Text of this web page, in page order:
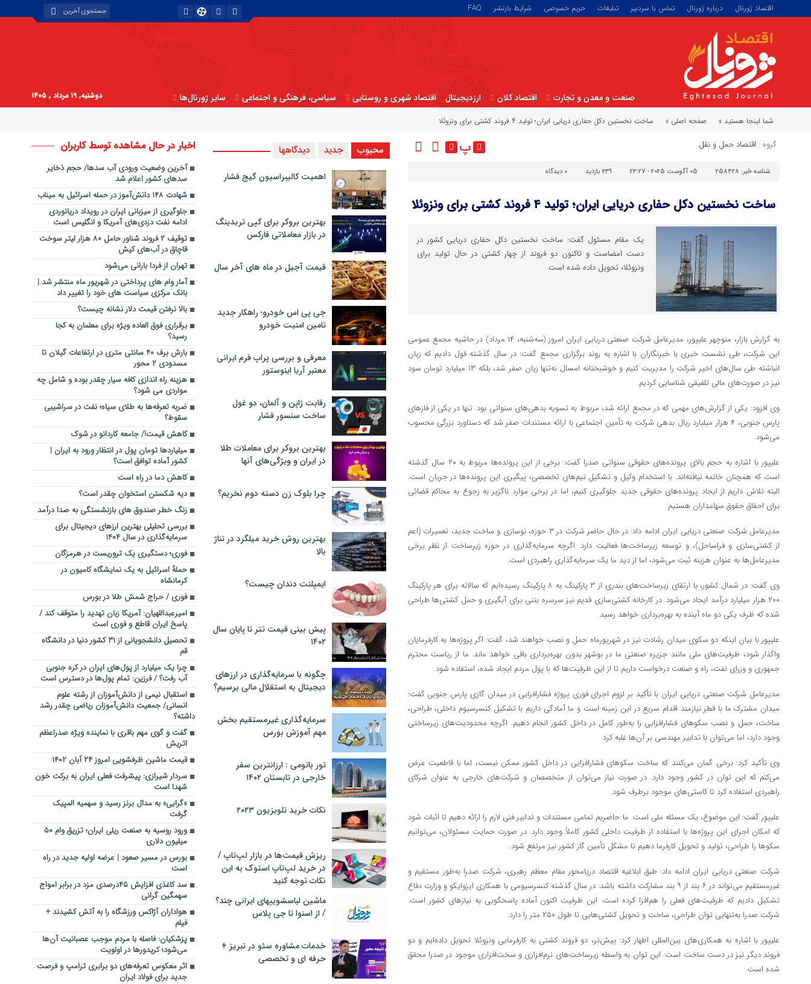
اقتصاد ژورنال درباره ژورنال تماس با سردبیر تبلیغات حریم خصوصی شرایط بازنشر FAQ
صنعت و معدن و تجارت اقتصاد کلان ارزدیجیتال اقتصاد شهری و روستایی سیاسی، فرهنگی و اجتماعی سایر ژورنال‌ها دوشنبه, ۱۹ مرداد , ۱۴۰۵
شما اینجا هستید » صفحه اصلی » ساخت نخستین دکل حفاری دریایی ایران؛ تولید ۴ فروند کشتی برای ونزوئلا
گروه : اقتصاد حمل و نقل پ
شناسه خبر: 258428 05 آگوست 2025 - 23:27 239 بازدید ۰ دیدگاه
ساخت نخستین دکل حفاری دریایی ایران؛ تولید ۴ فروند کشتی برای ونزوئلا
یک مقام مسئول گفت: ساخت نخستین دکل حفاری دریایی کشور در
دست امضاست و تاکنون دو فروند از چهار کشتی در حال تولید برای
ونزوئلا، تحویل داده شده است.
به گزارش بازار، منوچهر علیپور، مدیرعامل شرکت صنعتی دریایی ایران امروز (سه‌شنبه، ۱۴ مرداد) در حاشیه مجمع عمومی
این شرکت، طی نشست خبری با خبرنگاران با اشاره به روند برگزاری مجمع گفت: در سال گذشته قول دادیم که زیان
انباشته طی سال‌های اخیر شرکت را مدیریت کنیم و خوشبختانه امسال نه‌تنها زیان صفر شد، بلکه ۱۳ میلیارد تومان سود
نیز در صورت‌های مالی تلفیقی شناسایی کردیم.
وی افزود: یکی از گزارش‌های مهمی که در مجمع ارائه شد، مربوط به تسویه بدهی‌های سنواتی بود. تنها در یکی از فازهای
پارس جنوبی، ۴ هزار میلیارد ریال بدهی شرکت به تأمین اجتماعی با ارائه مستندات صفر شد که دستاورد بزرگی محسوب
می‌شود.
علیپور با اشاره به حجم بالای پرونده‌های حقوقی سنواتی صدرا گفت: برخی از این پرونده‌ها مربوط به ۲۰ سال گذشته
است که همچنان خاتمه نیافته‌اند. با استخدام وکیل و تشکیل تیم‌های تخصصی، پیگیری این پرونده‌ها در جریان است.
البته تلاش داریم از ایجاد پرونده‌های حقوقی جدید جلوگیری کنیم، اما در برخی موارد ناگزیر به رجوع به محاکم قضائی
برای احقاق حقوق سهامداران هستیم.
مدیرعامل شرکت صنعتی دریایی ایران ادامه داد: در حال حاضر شرکت در ۳ حوزه، نوسازی و ساخت جدید، تعمیرات (اعم
از کشتی‌سازی و فراساحل)، و توسعه زیرساخت‌ها فعالیت دارد. اگرچه سرمایه‌گذاری در حوزه زیرساخت از نظر برخی
مدیرعامل‌ها به عنوان هزینه ثبت می‌شود، اما از دید ما یک سرمایه‌گذاری راهبردی است.
وی گفت: در شمال کشور، با ارتقای زیرساخت‌های بندری از ۳ پارکینگ به ۸ پارکینگ رسیده‌ایم که سالانه برای هر پارکینگ
۲۰۰ هزار میلیارد درآمد ایجاد می‌شود. در کارخانه کشتی‌سازی قدیم نیز سرسره بتنی برای آبگیری و حمل کشتی‌ها طراحی
شده که ظرف یکی دو ماه آینده به بهره‌برداری خواهد رسید.
علیپور با بیان اینکه دو سکوی میدان رشادت نیز در شهریورماه حمل و نصب خواهند شد، گفت: اگر پروژه‌ها به کارفرمایان
واگذار شود، ظرفیت‌های ملی مانند جزیره صنعتی ما در بوشهر بدون بهره‌برداری باقی خواهد ماند. ما از ریاست محترم
جمهوری و وزرای نفت، راه و صنعت درخواست داریم تا از این ظرفیت‌ها که با پول مردم ایجاد شده، استفاده شود.
مدیرعامل شرکت صنعتی دریایی ایران با تأکید بر لزوم اجرای فوری پروژه فشارافزایی در میدان گازی پارس جنوبی گفت:
میدان مشترک ما با قطر نیازمند اقدام سریع در این زمینه است و ما آمادگی داریم با تشکیل کنسرسیوم داخلی، طراحی،
ساخت، حمل و نصب سکوهای فشارافزایی را به‌طور کامل در داخل کشور انجام دهیم. اگرچه محدودیت‌های زیرساختی
وجود دارد، اما می‌توان با تدابیر مهندسی بر آن‌ها غلبه کرد.
وی تأکید کرد: برخی گمان می‌کنند که ساخت سکوهای فشارافزایی در داخل کشور ممکن نیست، اما با قاطعیت عرض
می‌کنم که این توان در کشور وجود دارد. در صورت نیاز می‌توان از متخصصان و شرکت‌های خارجی به عنوان شرکای
راهبردی استفاده کرد تا کاستی‌های موجود برطرف شود.
علیپور گفت: این موضوع، یک مسئله ملی است. ما حاضریم تمامی مستندات و تدابیر فنی لازم را ارائه دهیم تا اثبات شود
که امکان اجرای این پروژه‌ها با استفاده از ظرفیت داخلی کشور کاملاً وجود دارد. در صورت حمایت مسئولان، می‌توانیم
سکوها را طراحی، تولید و تحویل کارفرما دهیم تا مشکل تأمین گاز کشور نیز مرتفع شود.
شرکت صنعتی دریایی ایران ادامه داد: طبق ابلاغیه اقتصاد دریامحور مقام معظم رهبری، شرکت صدرا به‌طور مستقیم و
غیرمستقیم می‌تواند در ۶ بند از ۹ بند مشارکت داشته باشد. در سال گذشته کنسرسیومی با همکاری ایزوایکو و وزارت دفاع
تشکیل دادیم که ظرفیت‌های فعلی را هم‌افزا کرده است. این ظرفیت اکنون آماده پاسخگویی به نیازهای کشور است.
شرکت صدرا به‌تنهایی توان طراحی، ساخت و تحویل کشتی‌هایی تا طول ۲۵۰ متر را دارد.
علیپور با اشاره به همکاری‌های بین‌المللی اظهار کرد: پیش‌تر، دو فروند کشتی به کارفرمایی ونزوئلا تحویل داده‌ایم و دو
فروند دیگر نیز در دست ساخت است. این توان به واسطه زیرساخت‌های نرم‌افزاری و سخت‌افزاری موجود در صدرا محقق
شده است.
محبوب جدید دیدگاهها
اهمیت کالیبراسیون گیج فشار
بهترین بروکر برای کپی‌ تریدینگ
در بازار معاملاتی فارکس
قیمت آجیل در ماه های آخر سال
جی پی اس خودرو؛ راهکار جدید
تامین امنیت خودرو
معرفی و بررسی پراپ فرم ایرانی
معتبر آریا اینوستور
رقابت ژاپن و آلمان، دو غول
ساخت سنسور فشار
بهترین بروکر برای معاملات طلا
در ایران و ویژگی‌های آنها
چرا بلوک زن دسته دوم نخریم؟
بهترین روش خرید میلگرد در تناژ
بالا
ایمپلنت دندان چیست؟
پیش بینی قیمت تتر تا پایان سال
۱۴۰۲
چگونه با سرمایه‌گذاری در ارزهای
دیجیتال به استقلال مالی برسیم؟
سرمایه‌گذاری غیرمستقیم بخش
مهم آموزش بورس
تور باتومی : ارزانترین سفر
خارجی در تابستان ۱۴۰۲
نکات خرید تلویزیون ۲۰۲۳
ریزش قیمت‌ها در بازار لپ‌تاپ /
در خرید لپ‌تاپ استوک به این
نکات توجه کنید
ماشین لباسشویی‎های ایرانی چند؟
/ از اسنوا تا جی پلاس
خدمات مشاوره سئو در تبریز +
حرفه ای و تخصصی
اخبار در حال مشاهده توسط کاربران
آخرین وضعیت ورودی آب سدها/ حجم ذخایر
سد‌های کشور اعلام شد
شهادت ۱۴۸ دانش‌آموز در حمله اسرائیل به میناب
جلوگیری از میزبانی ایران در رویداد دریانوردی
ادامه نفت دزدی‌های آمریکا و انگلیس است
توقیف ۲ فروند شناور حامل ۸۰ هزار لیتر سوخت
قاچاق در آب‌های کیش
تهران از فردا بارانی می‌شود
آمار وام های پرداختی در شهریور ماه منتشر شد |
بانک مرکزی سیاست های خود را تغییر داد
بالا نرفتن قیمت دلار نشانه چیست؟
برقراری فوق العاده ویژه برای معلمان به کجا
رسید؟
بارش برف ۴۰ سانتی متری در ارتفاعات گیلان تا
مسدودی ۲ محور
هزینه راه اندازی کافه سیار چقدر بوده و شامل چه
مواردی می شود؟
ضربه تعرفه‌ها به طلای سیاه؛ نفت در سراشیبی
سقوط؟
کاهش قیمت!/ جامعه کاردانو در شوک
میلیاردها تومان پول در انتظار ورود به ایران |
کشور آماده توافق است؟
کاهش دما در راه است
دیه شکستن استخوان چقدر است؟
زنگ خطر صندوق های بازنشستگی به صدا درآمد
بررسی تحلیلی بهترین ارزهای دیجیتال برای
سرمایه‌گذاری در سال ۱۴۰۴
فوری؛ دستگیری یک تروریست در هرمزگان
حملهٔ اسرائیل به یک نمایشگاه کامیون در
کرمانشاه
فوری / حراج شمش طلا در بورس
امیرعبداللهیان: آمریکا زبان تهدید را متوقف کند /
پاسخ ایران قاطع و فوری است
تحصیل دانشجویانی از ۳۱ کشور دنیا در دانشگاه
قم
چرا یک میلیارد از پول‌های ایران در کره جنوبی
آب رفت؟ / فرزین: تمام پول‌ها در دسترس است
استقبال نیمی از دانش‌آموزان از رشته علوم
انسانی/ جمعیت دانش‌آموزان ریاضی چقدر رشد
داشته؟
گفت و گوی مهم باقری با نماینده ویژه صدراعظم
اتریش
قیمت ماشین ظرفشویی امروز ۲۴ آبان ۱۴۰۲
سردار شیرازی: پیشرفت فعلی ایران به برکت خون
شهدا است
«گرایی» به مدال برنز رسید و سهمیه المپیک
گرفت
ورود روسیه به صنعت ریلی ایران؛ تزریق وام ۵۰
میلیون دلاری
بورس در مسیر صعود | عرضه اولیه جدید در راه
است
سد کاغذی افزایش ۴۵درصدی مزد در برابر امواج
سهمگین گرانی
هواداران آژاکس ورزشگاه را به آتش کشیدند‌ +
فیلم
پزشکیان: فاصله با مردم موجب عصبانیت آن‌ها
می‌شود؛ کریدورها در اولویت
اثر معکوس تعرفه‌های دو برابری ترامپ و فرصت
جدید برای فولاد ایران